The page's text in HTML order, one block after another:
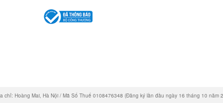
chỉ: Hoàng Mai, Hà Nội / Mã Số Thuế 0108476348 (Đăng ký lần đầu ngày 16 tháng 10